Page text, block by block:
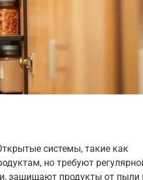
системы, такие как
но требуют
защищают продукты от пыли